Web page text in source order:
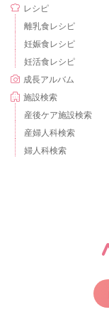
レシピ
離乳食レシピ
妊娠食レシピ
妊活食レシピ
成長アルバム
施設検索
産後ケア施設検索
産婦人科検索
婦人科検索